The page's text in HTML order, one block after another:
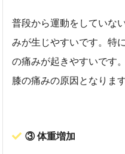
普段から運動をしていな
みが生じやすいです。特
の痛みが起きやすいです
膝の痛みの原因となります
③ 体重増加